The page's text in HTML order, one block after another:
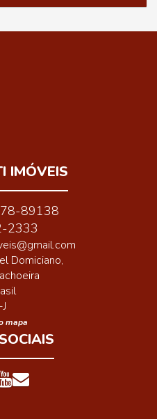
IMÓVEIS
89138
2333
Domiciano,
mapa